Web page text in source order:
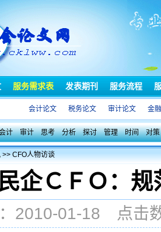
服务需求表 发表期刊 服务流程
会计论文 税务论文 审计论文 金
计 审计 思考 分析 探讨 管理 时间 对策
>>CFO人物访谈
民企ＣＦＯ：
：2010-01-18 点